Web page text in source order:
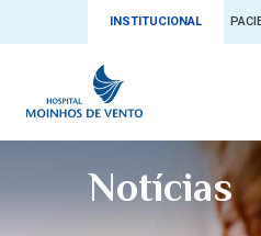
INSTITUCIONAL
Serviços Médicos
Núcleos e
Notícias